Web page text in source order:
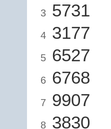
3 5731
4 3177
5 6527
6 6768
7 9907
8 3830